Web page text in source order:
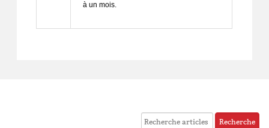
à un mois.